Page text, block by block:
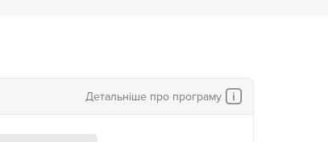
Детальніше про програму